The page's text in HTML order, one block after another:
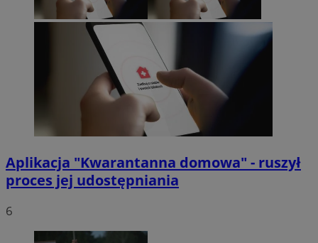
Aplikacja "Kwarantanna domowa" - ruszył
proces jej udostępniania
6